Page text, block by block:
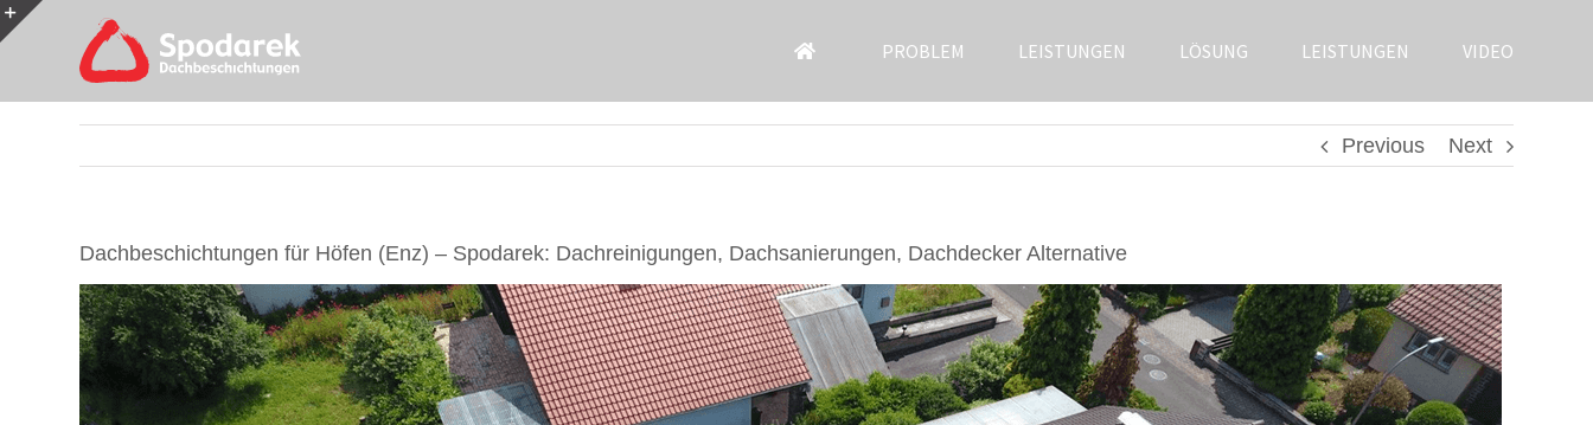
Skip
to
PROBLEM LEISTUNGEN LÖSUNG LEISTUNGEN VIDEO
Previous Next
Dachbeschichtungen für Höfen (Enz) – Spodarek: Dachreinigungen, Dachsanierungen, Dachdecker Alternative
Bar